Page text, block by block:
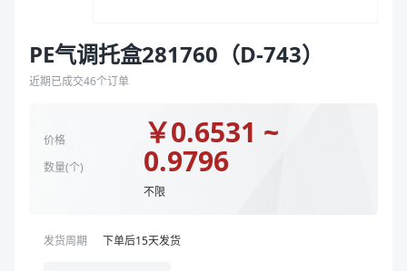
PE气调托盒281760（D-743）
近期已成交46个订单
价格
数量(个)
￥0.6531 ~
0.9796
不限
发货周期 下单后15天发货